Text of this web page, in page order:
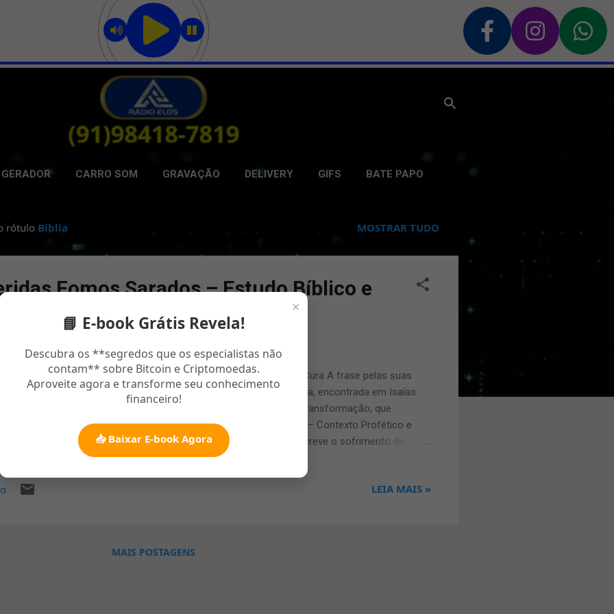
Pular para o conteúdo principal
×
📘 E-book Grátis Revela!
Descubra os **segredos que os especialistas não
contam** sobre Bitcoin e Criptomoedas.
Aproveite agora e transforme seu conhecimento
financeiro!
📥 Baixar E-book Agora
GERADOR CARRO SOM GRAVAÇÃO DELIVERY GIFS BATE PAPO
rótulo Bíblia MOSTRAR TUDO
Fomos Sarados – Estudo Bíblico e
24, 2025
de “ Pelas Suas Feridas Fomos Sarados ” – Esperança e Cura A frase pelas suas
fomos sarados é uma das declarações mais poderosas da Bíblia, encontrada em Isaías
. Ela carrega em si uma mensagem de cura espiritual, redenção e transformação, que
o tempo e fala diretamente ao coração humano. Isaías 53:5 – Contexto Profético e
Este versículo faz parte de uma profecia messiânica que descreve o sofrimento do
do Senhor — Jesus Cristo. Ao dizer “mas ele foi ferido pelas nossas transgressões...” ,
revela o plano divino para a salvação da humanidade. A expressão pelas suas feridas
sarados não se refere apenas à cura física, mas à restauração completa do ser humano —
LEIA MAIS »
MAIS POSTAGENS